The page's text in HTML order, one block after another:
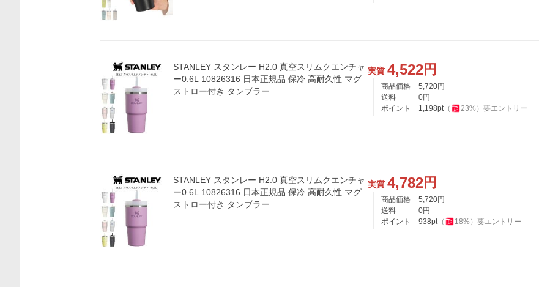
STANLEY スタンレー H2.0 真空スリムクエンチャ
ー0.6L 10826316 日本正規品 保冷 高耐久性 マグ
ストロー付き タンブラー
実質 4,522円
商品価格 5,720円
送料
0円
ポイント
1,198pt（ 23%） 要エントリー
STANLEY スタンレー H2.0 真空スリムクエンチャ
ー0.6L 10826316 日本正規品 保冷 高耐久性 マグ
ストロー付き タンブラー
実質 4,782円
商品価格 5,720円
送料
0円
ポイント
938pt（ 18%） 要エントリー